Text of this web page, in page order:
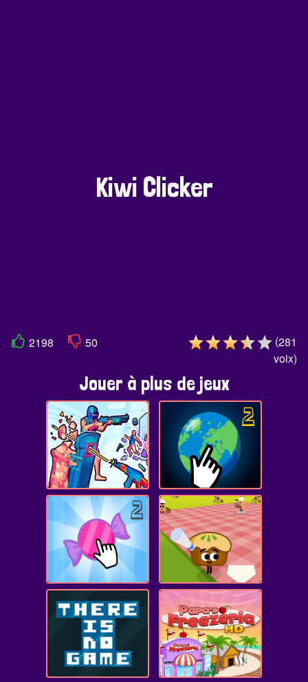
Kiwi Clicker
2198 50 (281
voix)
Jouer à plus de jeux